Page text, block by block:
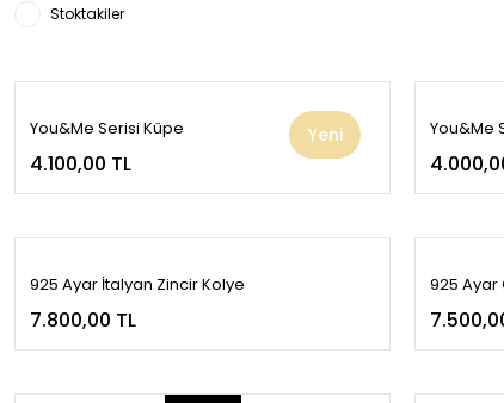
Stoktakiler
Yeni
You&Me Serisi Küpe
4.100,00 TL
You&Me
925 Ayar İtalyan Zincir Kolye
7.800,00 TL
925 Ayar